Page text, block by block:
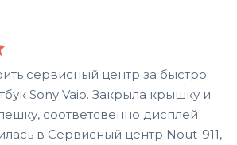
сервисный центр за быстро
Sony Vaio. Закрыла крышку и
соответсвенно дисплей
в Сервисный центр Nout-911,